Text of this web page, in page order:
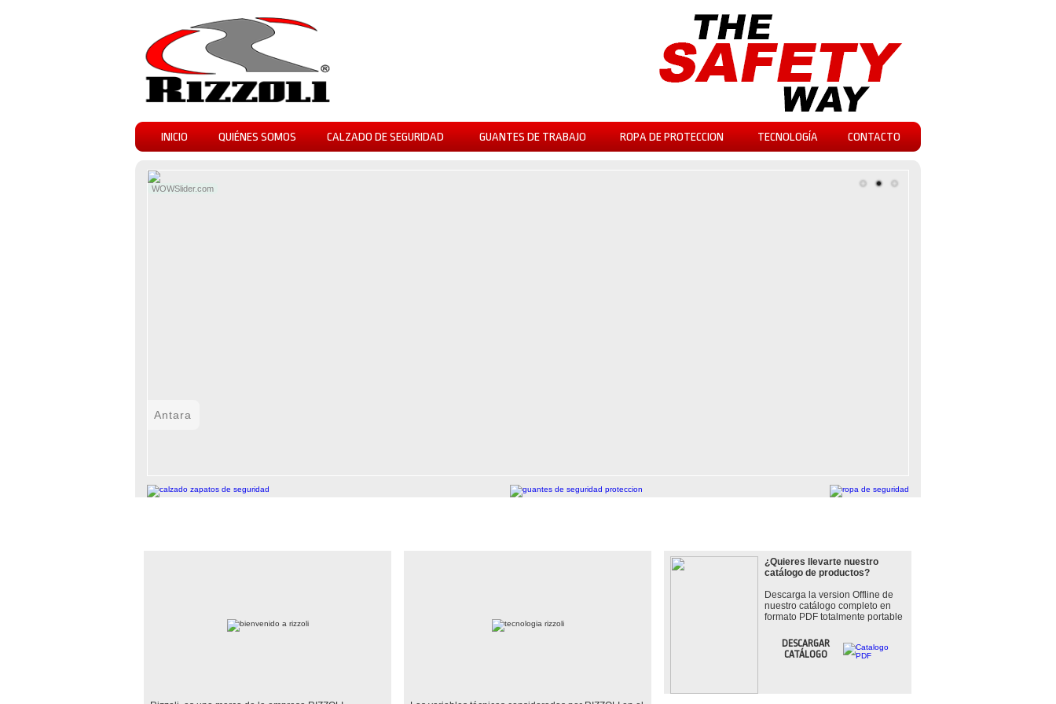
INICIO QUIÉNES SOMOS CALZADO DE SEGURIDAD GUANTES DE TRABAJO ROPA DE PROTECCION TECNOLOGÍA CONTACTO
WOWSlider.com
Antara
¿Quieres llevarte nuestro
catálogo de productos?
Descarga la version Offline de
nuestro catálogo completo en
formato PDF totalmente portable
DESCARGAR
CATÁLOGO